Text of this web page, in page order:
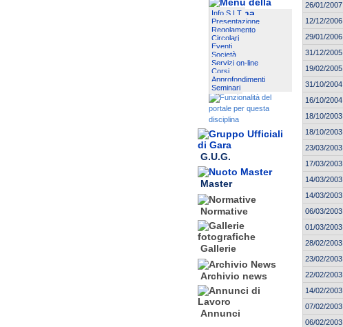
Info S.I.T.
Presentazione
Regolamento
Circolari
Eventi
Società
Servizi on-line
Corsi
Approfondimenti
Seminari
G.U.G.
Master
Normative
Gallerie
Archivio news
Annunci
26/01/2007
12/12/2006
29/01/2006
31/12/2005
19/02/2005
31/10/2004
16/10/2004
18/10/2003
18/10/2003
23/03/2003
17/03/2003
14/03/2003
14/03/2003
06/03/2003
01/03/2003
28/02/2003
23/02/2003
22/02/2003
14/02/2003
07/02/2003
06/02/2003